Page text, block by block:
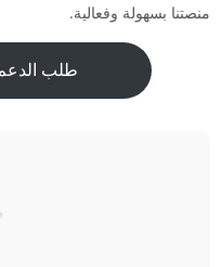
منصتنا بسهولة وفعالية.
طلب